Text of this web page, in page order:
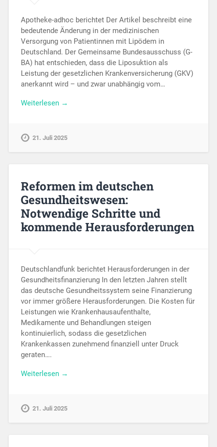
Apotheke-adhoc berichtet Der Artikel beschreibt eine
bedeutende Änderung in der medizinischen
Versorgung von Patientinnen mit Lipödem in
Deutschland. Der Gemeinsame Bundesausschuss (G-
BA) hat entschieden, dass die Liposuktion als
Leistung der gesetzlichen Krankenversicherung (GKV)
anerkannt wird – und zwar unabhängig vom…
Weiterlesen →
21. Juli 2025
Reformen im deutschen
Gesundheitswesen:
Notwendige Schritte und
kommende Herausforderungen
Deutschlandfunk berichtet Herausforderungen in der
Gesundheitsfinanzierung In den letzten Jahren stellt
das deutsche Gesundheitssystem seine Finanzierung
vor immer größere Herausforderungen. Die Kosten für
Leistungen wie Krankenhausaufenthalte,
Medikamente und Behandlungen steigen
kontinuierlich, sodass die gesetzlichen
Krankenkassen zunehmend finanziell unter Druck
geraten….
Weiterlesen →
21. Juli 2025